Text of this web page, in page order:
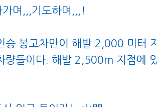
가며,,,기도하며,,,!
승 봉고차만이 해발 2,000 미터
량들이다. 해발 2,500m 지점에